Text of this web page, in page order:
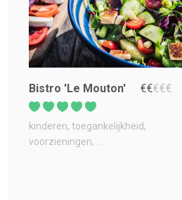
Bistro 'Le Mouton' €€€€€
kinderen toegankelijkheid
voorzieningen